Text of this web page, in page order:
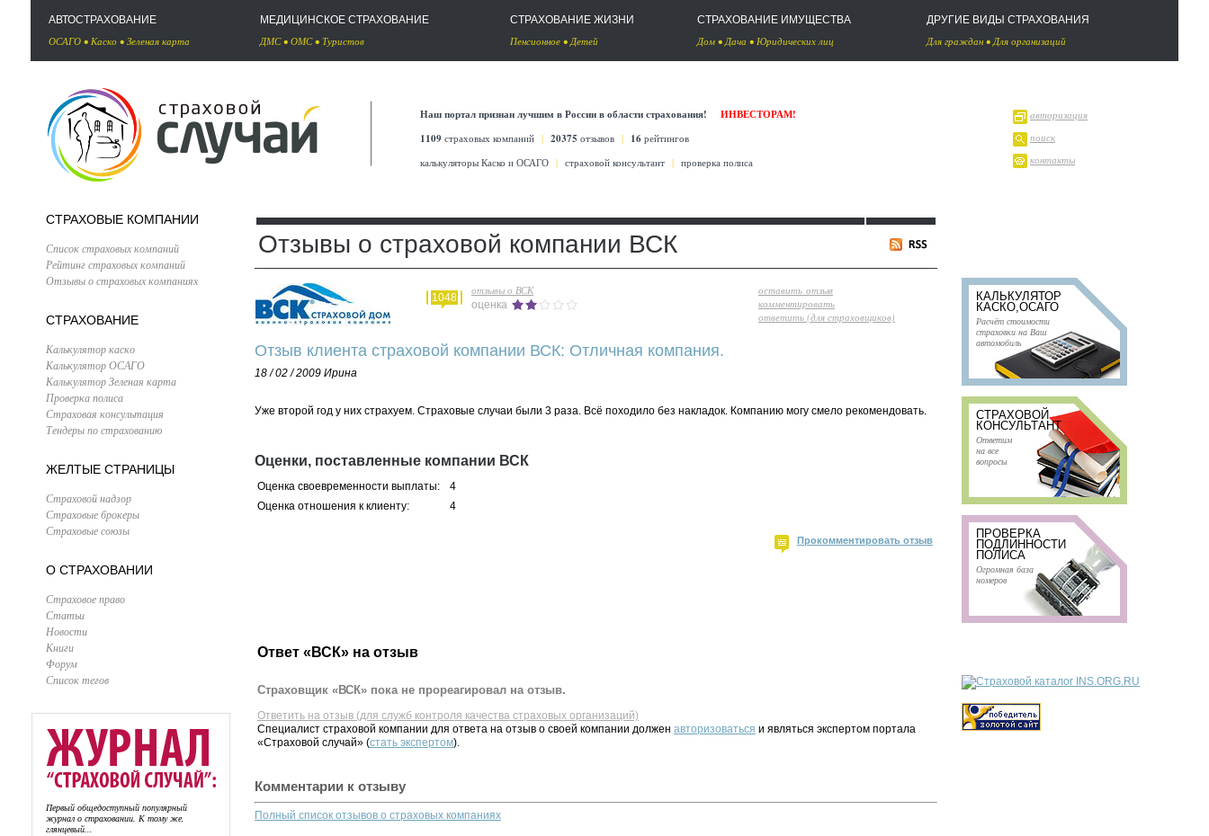
АВТОСТРАХОВАНИЕ
ОСАГО • Каско • Зеленая карта
МЕДИЦИНСКОЕ СТРАХОВАНИЕ
ДМС• ОМС• Туристов
СТРАХОВАНИЕ ЖИЗНИ
Пенсионное •Детей
СТРАХОВАНИЕ ИМУЩЕСТВА
Дом •Дача • Юридических лиц
ДРУГИЕ ВИДЫ СТРАХОВАНИЯ
Для граждан •Для организаций
Наш портал признан лучшим в России в области страхования!
ИНВЕСТОРАМ!
1109 страховых компаний | 20375 отзывов | 16 рейтингов
калькуляторы Каско и ОСАГО | страховой консультант | проверка полиса
авторизация
поиск
контакты
СТРАХОВЫЕ КОМПАНИИ
Список страховых компаний
Рейтинг страховых компаний
Отзывы о страховых компаниях
СТРАХОВАНИЕ
Калькулятор каско
Калькулятор ОСАГО
Калькулятор Зеленая карта
Проверка полиса
Страховая консультация
Тендеры по страхованию
ЖЕЛТЫЕ СТРАНИЦЫ
Страховой надзор
Страховые брокеры
Страховые союзы
О СТРАХОВАНИИ
Страховое право
Статьи
Новости
Книги
Форум
Список тегов
Первый общедоступный популярный
журнал о страховании. К тому же,
глянцевый...
Отзывы о страховой компании ВСК
1048
отзывы о ВСК
оценка
оставить отзыв
комментировать
ответить (для страховщиков)
Отзыв клиента страховой компании ВСК: Отличная компания.
18 / 02 / 2009 Ирина
Уже второй год у них страхуем. Страховые случаи были 3 раза. Всё походило без накладок. Компанию могу смело рекомендовать.
Оценки, поставленные компании ВСК
Оценка своевременности выплаты:
4
Оценка отношения к клиенту:
4
Прокомментировать отзыв
Ответ «ВСК» на отзыв
Страховщик «ВСК» пока не прореагировал на отзыв.
Ответить на отзыв (для служб контроля качества страховых организаций)
Специалист страховой компании для ответа на отзыв о своей компании должен авторизоваться и являться экспертом портала
«Страховой случай» (стать экспертом).
Комментарии к отзыву
Полный список отзывов о страховых компаниях
КАЛЬКУЛЯТОР
КАСКО,ОСАГО
Расчёт стоимости
страховки на Ваш
автомобиль
СТРАХОВОЙ
КОНСУЛЬТАНТ
Ответим
на все
вопросы
ПРОВЕРКА
ПОДЛИННОСТИ
ПОЛИСА
Огромная база
номеров